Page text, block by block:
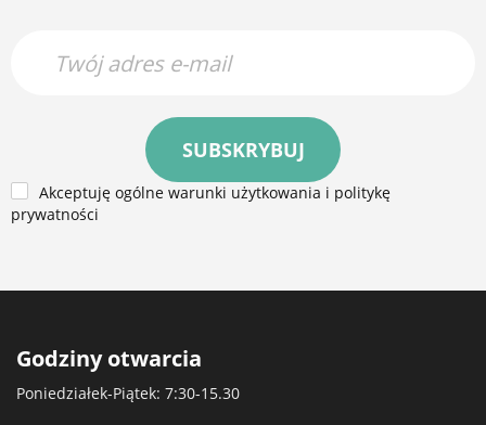
SUBSKRYBUJ
Akceptuję ogólne warunki użytkowania i politykę
prywatności
Godziny otwarcia
Poniedziałek-Piątek: 7:30-15.30